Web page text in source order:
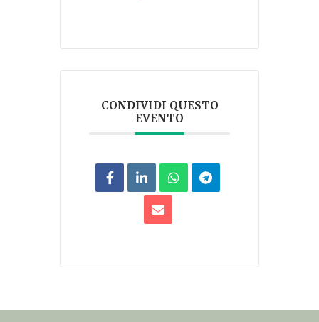
CONDIVIDI QUESTO
EVENTO